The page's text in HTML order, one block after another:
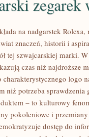
na nadgarstek
znaczeń, historii i
tej szwajcarskiej marki.
czas niż najdroższe
charakterystycznego logo
niż potrzeba sprawdzenia
– to kulturowy
pokoleniowe i
dostęp do